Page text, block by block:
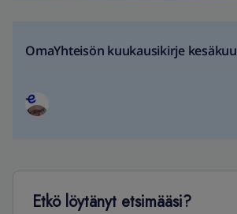
OmaYhteisön kuukausikirje
Etkö löytänyt etsimääsi?